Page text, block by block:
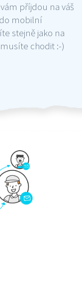
příjdou na váš
mobilní
stejně jako na
chodit :-)